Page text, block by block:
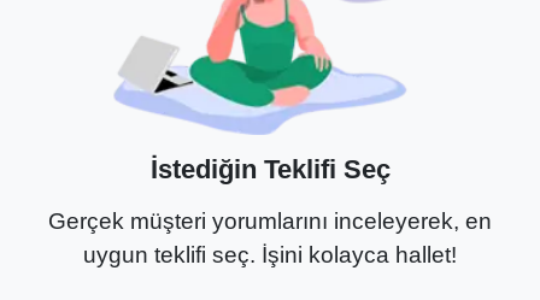
İstediğin Teklifi Seç
Gerçek müşteri yorumlarını inceleyerek, en
uygun teklifi seç. İşini kolayca hallet!